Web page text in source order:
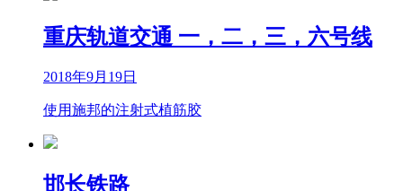
重庆轨道交通 一，二，三，六号线
2018年9月19日
使用施邦的注射式植筋胶
邯长铁路